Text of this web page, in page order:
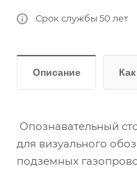
Срок службы 50 лет
Описание
Опознавательный
для визуального
подземных